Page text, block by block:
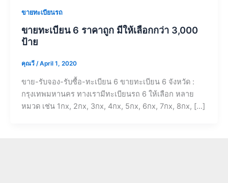
ขายทะเบียนรถ
ขายทะเบียน 6 ราคาถูก มีให้เลือกกว่า 3,000
ป้าย
คุณวี /April 1, 2020
ขาย-รับจอง-รับซื้อ-ทะเบียน 6 ขายทะเบียน 6 จังหวัด :
กรุงเทพมหานคร ทางเรามีทะเบียนรถ 6 ให้เลือก หลาย
หมวด เช่น 1กx, 2กx, 3กx, 4กx, 5กx, 6กx, 7กx, 8กx, […]